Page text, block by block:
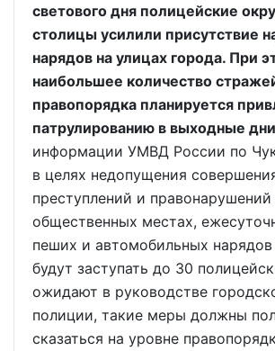
светового дня полицейские
столицы усилили присутствие
нарядов на улицах города. При
наибольшее количество
правопорядка планируется
патрулированию в выходные
информации УМВД России по
в целях недопущения
преступлений и правонарушений
общественных местах,
пеших и автомобильных нарядов
будут заступать до 30
ожидают в руководстве
полиции, такие меры должны
сказаться на уровне